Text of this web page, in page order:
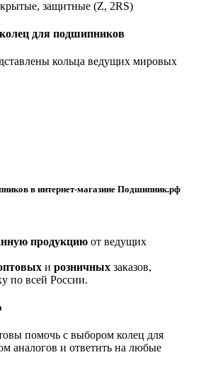
защитные (Z, 2RS)
для подшипников
кольца ведущих мировых
в интернет-магазине Подшипник.рф
продукцию от ведущих
и розничных заказов,
по всей России.
помочь с выбором колец для
аналогов и ответить на любые